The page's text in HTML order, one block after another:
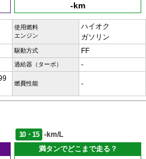
-km
使用燃料
エンジン
ハイオク
ガソリン
駆動方式 FF
過給器（ターボ） -
燃費性能 -
10・15
-km/L
満タンでどこまで走る？